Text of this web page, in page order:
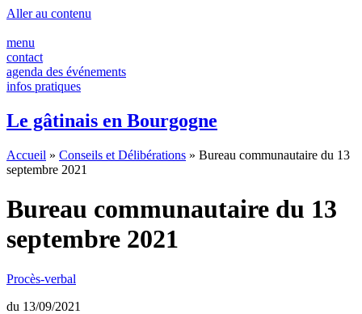
Panneau de gestion des cookies
Aller au contenu
menu
contact
agenda des événements
infos pratiques
Le gâtinais en Bourgogne
Accueil » Conseils et Délibérations » Bureau communautaire du 13
septembre 2021
Bureau communautaire du 13
septembre 2021
Procès-verbal
du 13/09/2021